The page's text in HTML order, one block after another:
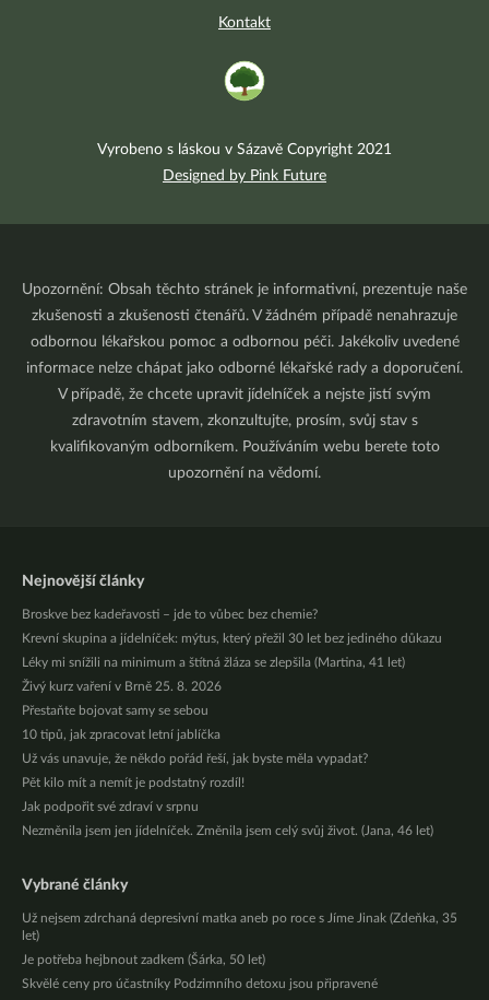
Kontakt
Vyrobeno s láskou v Sázavě Copyright 2021
Designed by Pink Future
Upozornění: Obsah těchto stránek je informativní, prezentuje naše
zkušenosti a zkušenosti čtenářů. V žádném případě nenahrazuje
odbornou lékařskou pomoc a odbornou péči. Jakékoliv uvedené
informace nelze chápat jako odborné lékařské rady a doporučení.
V případě, že chcete upravit jídelníček a nejste jistí svým
zdravotním stavem, zkonzultujte, prosím, svůj stav s
kvalifikovaným odborníkem. Používáním webu berete toto
upozornění na vědomí.
Nejnovější články
Broskve bez kadeřavosti – jde to vůbec bez chemie?
Krevní skupina a jídelníček: mýtus, který přežil 30 let bez jediného důkazu
Léky mi snížili na minimum a štítná žláza se zlepšila (Martina, 41 let)
Živý kurz vaření v Brně 25. 8. 2026
Přestaňte bojovat samy se sebou
10 tipů, jak zpracovat letní jablíčka
Už vás unavuje, že někdo pořád řeší, jak byste měla vypadat?
Pět kilo mít a nemít je podstatný rozdíl!
Jak podpořit své zdraví v srpnu
Nezměnila jsem jen jídelníček. Změnila jsem celý svůj život. (Jana, 46 let)
Vybrané články
Už nejsem zdrchaná depresivní matka aneb po roce s Jíme Jinak (Zdeňka, 35
let)
Je potřeba hejbnout zadkem (Šárka, 50 let)
Skvělé ceny pro účastníky Podzimního detoxu jsou připravené